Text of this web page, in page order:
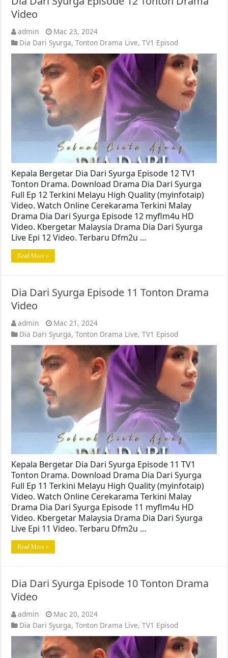
Video
admin
Mac 23, 2024
Dia Dari Syurga,Tonton Drama Live,TV1 Episod
Kepala Bergetar Dia Dari Syurga Episode 12 TV1
Tonton Drama. Download Drama Dia Dari Syurga
Full Ep 12 Terkini Melayu High Quality (myinfotaip)
Video. Watch Online Cerekarama Terkini Malay
Drama Dia Dari Syurga Episode 12 myflm4u HD
Video. Kbergetar Malaysia Drama Dia Dari Syurga
Live Epi 12 Video. Terbaru Dfm2u …
Read More »
Dia Dari Syurga Episode 11 Tonton Drama
Video
admin
Mac 21, 2024
Dia Dari Syurga,Tonton Drama Live,TV1 Episod
Kepala Bergetar Dia Dari Syurga Episode 11 TV1
Tonton Drama. Download Drama Dia Dari Syurga
Full Ep 11 Terkini Melayu High Quality (myinfotaip)
Video. Watch Online Cerekarama Terkini Malay
Drama Dia Dari Syurga Episode 11 myflm4u HD
Video. Kbergetar Malaysia Drama Dia Dari Syurga
Live Epi 11 Video. Terbaru Dfm2u …
Read More »
Dia Dari Syurga Episode 10 Tonton Drama
Video
admin
Mac 20, 2024
Dia Dari Syurga,Tonton Drama Live,TV1 Episod